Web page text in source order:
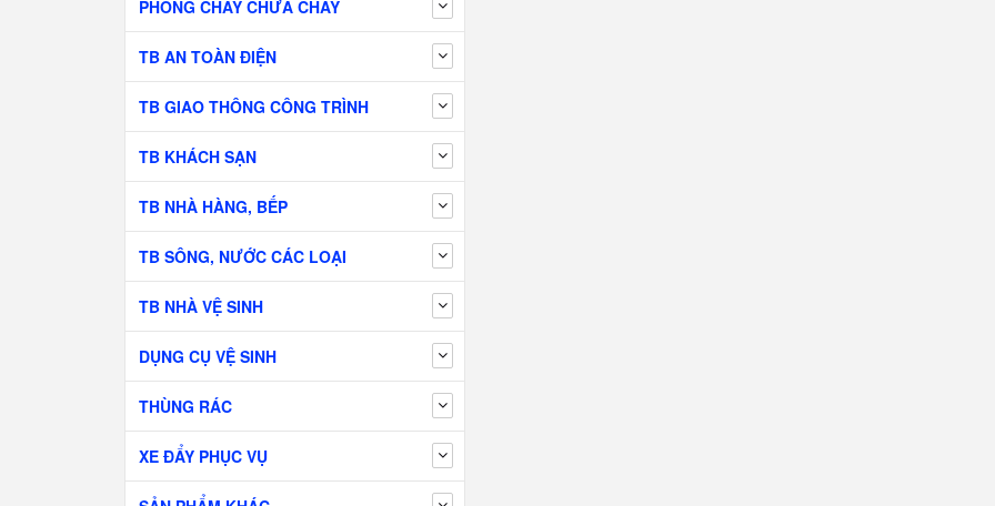
PHÒNG CHÁY CHỮA CHÁY
TB AN TOÀN ĐIỆN
TB GIAO THÔNG CÔNG TRÌNH
TB KHÁCH SẠN
TB NHÀ HÀNG, BẾP
TB SÔNG, NƯỚC CÁC LOẠI
TB NHÀ VỆ SINH
DỤNG CỤ VỆ SINH
THÙNG RÁC
XE ĐẨY PHỤC VỤ